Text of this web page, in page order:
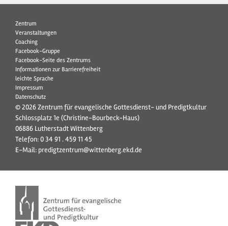
Zentrum
Veranstaltungen
Coaching
Facebook-Gruppe
Facebook-Seite des Zentrums
Informationen zur Barrierefreiheit
leichte Sprache
Impressum
Datenschutz
© 2026 Zentrum für evangelische Gottesdienst- und Predigtkultur
Schlossplatz 1e (Christine-Bourbeck-Haus)
06886 Lutherstadt Wittenberg
Telefon:0 34 91 . 459 11 45
E-Mail: predigtzentrum@wittenberg.ekd.de